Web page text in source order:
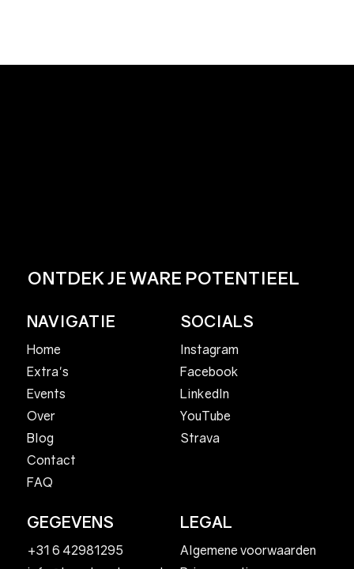
ONTDEK JE WARE POTENTIEEL
NAVIGATIE
Home
Extra's
Events
Over
Blog
Contact
FAQ
SOCIALS
Instagram
Facebook
LinkedIn
YouTube
Strava
GEGEVENS
+31 6 42981295
LEGAL
Algemene voorwaarden